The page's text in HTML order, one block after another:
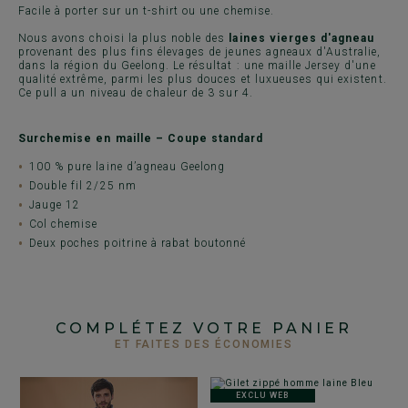
Facile à porter sur un t-shirt ou une chemise.
Nous avons choisi la plus noble des
laines vierges d'agneau
provenant des plus fins élevages de jeunes agneaux d'Australie,
dans la région du Geelong. Le résultat : une maille Jersey d'une
qualité extrême, parmi les plus douces et luxueuses qui existent.
Ce pull a un niveau de chaleur de 3 sur 4.
Surchemise en maille – Coupe standard
100 % pure laine d’agneau Geelong
Double fil 2/25 nm
Jauge 12
Col chemise
Deux poches poitrine à rabat boutonné
COMPLÉTEZ VOTRE PANIER
ET FAITES DES ÉCONOMIES
EXCLU WEB